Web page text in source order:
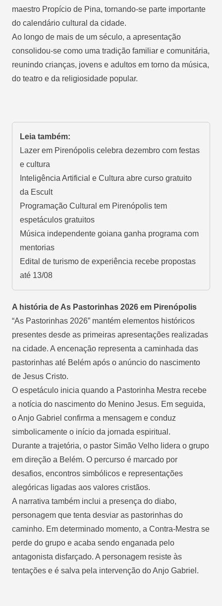
maestro Propício de Pina, tornando-se parte importante
do calendário cultural da cidade.
Ao longo de mais de um século, a apresentação
consolidou-se como uma tradição familiar e comunitária,
reunindo crianças, jovens e adultos em torno da música,
do teatro e da religiosidade popular.
Leia também:
Lazer em Pirenópolis celebra dezembro com festas
e cultura
Inteligência Artificial e Cultura abre curso gratuito
da Escult
Programação Cultural em Pirenópolis tem
espetáculos gratuitos
Música independente goiana ganha programa com
mentorias
Edital de turismo de experiência recebe propostas
até 13/08
A história de As Pastorinhas 2026 em Pirenópolis
“As Pastorinhas 2026” mantém elementos históricos
presentes desde as primeiras apresentações realizadas
na cidade. A encenação representa a caminhada das
pastorinhas até Belém após o anúncio do nascimento
de Jesus Cristo.
O espetáculo inicia quando a Pastorinha Mestra recebe
a notícia do nascimento do Menino Jesus. Em seguida,
o Anjo Gabriel confirma a mensagem e conduz
simbolicamente o início da jornada espiritual.
Durante a trajetória, o pastor Simão Velho lidera o grupo
em direção a Belém. O percurso é marcado por
desafios, encontros simbólicos e representações
alegóricas ligadas aos valores cristãos.
A narrativa também inclui a presença do diabo,
personagem que tenta desviar as pastorinhas do
caminho. Em determinado momento, a Contra-Mestra se
perde do grupo e acaba sendo enganada pelo
antagonista disfarçado. A personagem resiste às
tentações e é salva pela intervenção do Anjo Gabriel.